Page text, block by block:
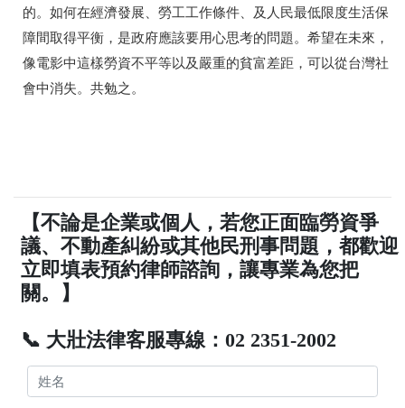
的。如何在經濟發展、勞工工作條件、及人民最低限度生活保
障間取得平衡，是政府應該要用心思考的問題。希望在未來，
像電影中這樣勞資不平等以及嚴重的貧富差距，可以從台灣社
會中消失。共勉之。
【不論是企業或個人，若您正面臨勞資爭
議、不動產糾紛或其他民刑事問題，都歡迎
立即填表預約律師諮詢，讓專業為您把
關。】
📞 大壯法律客服專線：02 2351-2002